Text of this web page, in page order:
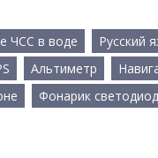
ЧСС в воде
Русский
Альтиметр
Фонарик